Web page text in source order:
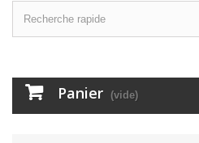
Panier (vide)